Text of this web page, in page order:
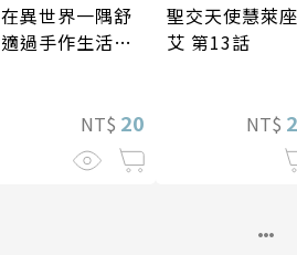
在異世界一隅舒
適過手作生活～
NT$ 20
聖交天使慧萊座
艾 第13話
NT$